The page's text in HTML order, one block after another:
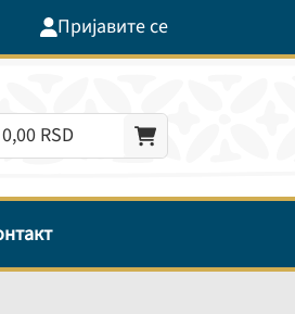
Пријавите се
0,00 RSD